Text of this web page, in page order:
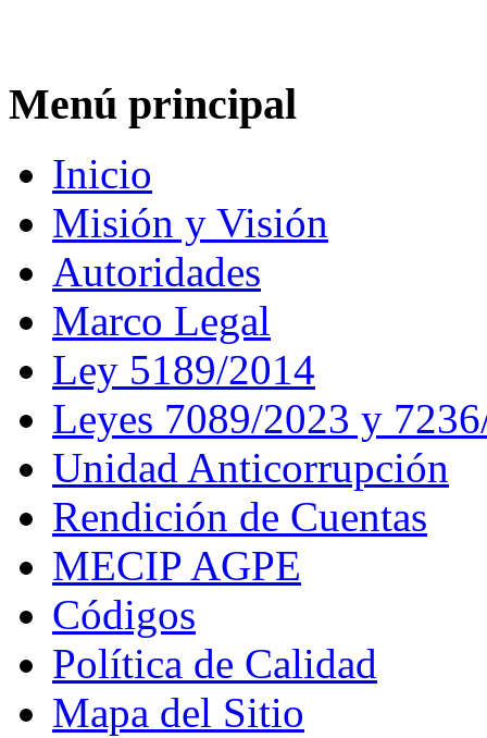
Menú principal
Inicio
Misión y Visión
Autoridades
Marco Legal
Ley 5189/2014
Leyes 7089/2023 y
Unidad Anticorrupción
Rendición de Cuentas
MECIP AGPE
Códigos
Política de Calidad
Mapa del Sitio